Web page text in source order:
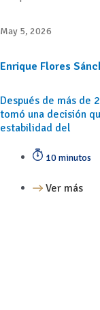
May 5, 2026
Enrique Flores
Después de más de
tomó una decisión
estabilidad del
10 minutos
Ver más